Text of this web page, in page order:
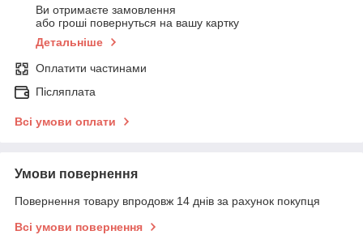
Ви отримаєте замовлення
або гроші повернуться на вашу картку
Детальніше
Оплатити частинами
Післяплата
Всі умови оплати
Умови повернення
Повернення товару впродовж 14 днів за рахунок покупця
Всі умови повернення